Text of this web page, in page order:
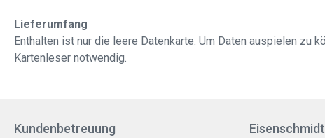
Lieferumfang
Enthalten ist nur die leere Datenkarte. Um Daten auspielen zu
Kartenleser notwendig.
Kundenbetreuung Eisenschmidt